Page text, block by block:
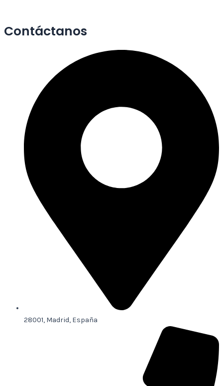
Contáctanos
28001, Madrid, España